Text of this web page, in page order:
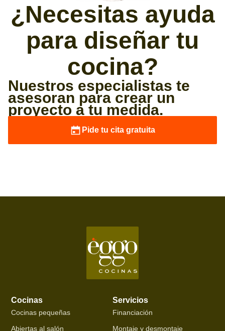
¿Necesitas ayuda
para diseñar tu
cocina?
Nuestros especialistas te
asesoran para crear un
proyecto a tu medida.
Pide tu cita gratuita
Cocinas
Cocinas pequeñas
Abiertas al salón
Servicios
Financiación
Montaje y desmontaje